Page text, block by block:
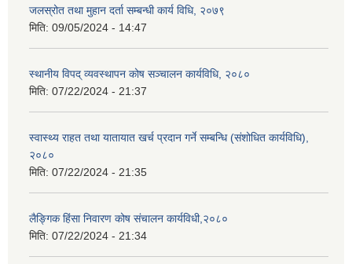
जलस्रोत तथा मुहान दर्ता सम्बन्धी कार्य विधि, २०७९
मिति: 09/05/2024 - 14:47
स्थानीय विपद् व्यवस्थापन कोष सञ्चालन कार्यविधि, २०८०
मिति: 07/22/2024 - 21:37
स्वास्थ्य राहत तथा यातायात खर्च प्रदान गर्ने सम्बन्धि (संशोधित कार्यविधि),
२०८०
मिति: 07/22/2024 - 21:35
लैङ्गिक हिंसा निवारण कोष संचालन कार्यविधी,२०८०
मिति: 07/22/2024 - 21:34